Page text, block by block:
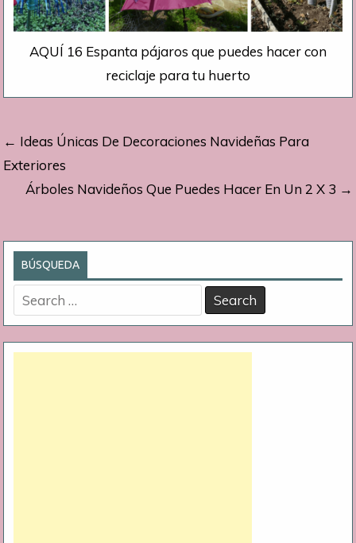
AQUÍ 16 Espanta pájaros que puedes hacer con
reciclaje para tu huerto
Navegación
de
entradas
← Ideas Únicas De Decoraciones Navideñas Para
Exteriores
Árboles Navideños Que Puedes Hacer En Un 2 X 3 →
BÚSQUEDA
Search
for: